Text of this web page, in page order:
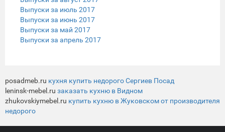
Выпуски за июль 2017
Выпуски за июнь 2017
Выпуски за май 2017
Выпуски за апрель 2017
posadmeb.ru кухня купить недорого Сергиев Посад
leninsk-mebel.ru заказать кухню в Видном
zhukovskiymebel.ru купить кухню в Жуковском от производителя
недорого